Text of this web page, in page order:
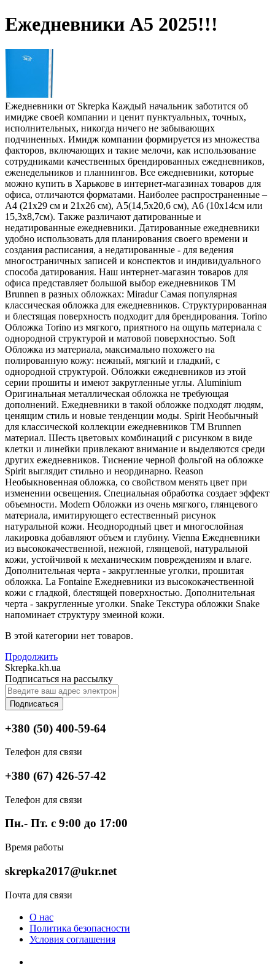
Ежедневники А5 2025!!!
Ежедневники от Skrepka Каждый начальник заботится об
имидже своей компании и ценит пунктуальных, точных,
исполнительных, никогда ничего не забывающих
подчиненных. Имидж компании формируется из множества
факторов, включающих и такие мелочи, как использование
сотрудниками качественных брендированных ежедневников,
еженедельников и планнингов. Все ежедневники, которые
можно купить в Харькове в интернет-магазинах товаров для
офиса, отличаются форматами. Наиболее распространенные –
А4 (21х29 см и 21х26 см), А5(14,5х20,6 см), А6 (10х14см или
15,3х8,7см). Также различают датированные и
недатированные ежедневники. Датированные ежедневники
удобно использовать для планирования своего времени и
создания расписания, а недатированные - для ведения
многостраничных записей и конспектов и индивидуального
способа датирования. Наш интернет-магазин товаров для
офиса представляет большой выбор ежедневников ТМ
Brunnen в разных обложках: Miradur Самая популярная
классическая обложка для ежедневников. Структурированная
и блестящая поверхность подходит для брендирования. Torino
Обложка Torino из мягкого, приятного на ощупь материала с
однородной структурой и матовой поверхностью. Soft
Обложка из материала, максимально похожего на
полированную кожу: нежный, мягкий и гладкий, с
однородной структурой. Обложки ежедневников из этой
серии прошиты и имеют закругленные углы. Aluminium
Оригинальная металлическая обложка не требующая
дополнений. Ежедневники в такой обложке подходят людям,
ценящим стиль и новые тенденции моды. Spirit Необычный
для классической коллекции ежедневников ТМ Brunnen
материал. Шесть цветовых комбинаций с рисунком в виде
клетки и линейки привлекают внимание и выделяются среди
других ежедневников. Тиснение черной фольгой на обложке
Spirit выглядит стильно и неординарно. Reason
Необыкновенная обложка, со свойством менять цвет при
изменении освещения. Специальная обработка создает эффект
объемности. Modern Обложки из очень мягкого, глянцевого
материала, имитирующего естественный рисунок
натуральной кожи. Неоднородный цвет и многослойная
лакировка добавляют объем и глубину. Vienna Ежедневники
из высококачественной, нежной, глянцевой, натуральной
кожи, устойчивой к механическим повреждениям и влаге.
Дополнительная черта - закругленные уголки, прошитая
обложка. La Fontaine Ежедневники из высококачественной
кожи с гладкой, блестящей поверхностью. Дополнительная
черта - закругленные уголки. Snake Текстура обложки Snake
напоминает структуру змеиной кожи.
В этой категории нет товаров.
Продолжить
Skrepka.kh.ua
Подписаться на рассылку
Подписаться
+380 (50) 400-59-64
Телефон для связи
+380 (67) 426-57-42
Телефон для связи
Пн.- Пт. с 9:00 до 17:00
Время работы
skrepka2017@ukr.net
Почта для связи
О нас
Политика безопасности
Условия соглашения